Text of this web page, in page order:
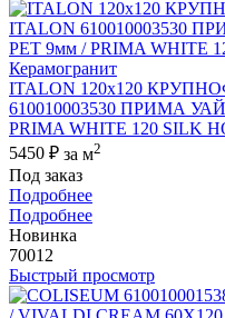
ITALON 120x120
610010003530 ПРИМА
PRIMA WHITE 120 SILK
5450 ₽ за м2
Под заказ
Подробнее
Подробнее
Новинка
70012
Быстрый просмотр